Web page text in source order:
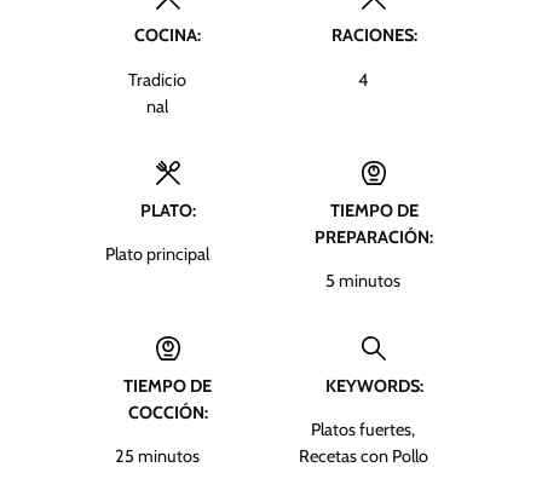
COCINA:
Tradicio
nal
RACIONES:
4
PLATO:
Plato principal
TIEMPO DE
PREPARACIÓN:
5 m
t
s
minutos
TIEMPO DE
COCCIÓN:
25 m
minutos
KEYWORDS:
Platos fuertes,
Recetas con Pollo